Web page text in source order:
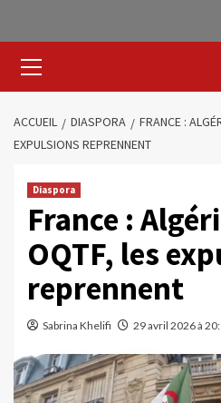
ACCUEIL DIASPORA
FRANCE :
EXPULSIONS REPRENNENT
Diaspora
France :
OQTF, les
reprennent
Sabrina Khelifi 29 avril 2026 à